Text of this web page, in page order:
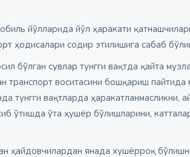
йўлларида йўл ҳаракати
ҳодисалари содир этилишига сабаб
бўлган сувлар тунгги вақтда қайта
транспорт воситасини бошқариш
тунгги вақтларда ҳаракатланмасликни,
ўтишда ўта ҳушёр бўлишларини,
ҳайдовчилардан янада хушёрроқ